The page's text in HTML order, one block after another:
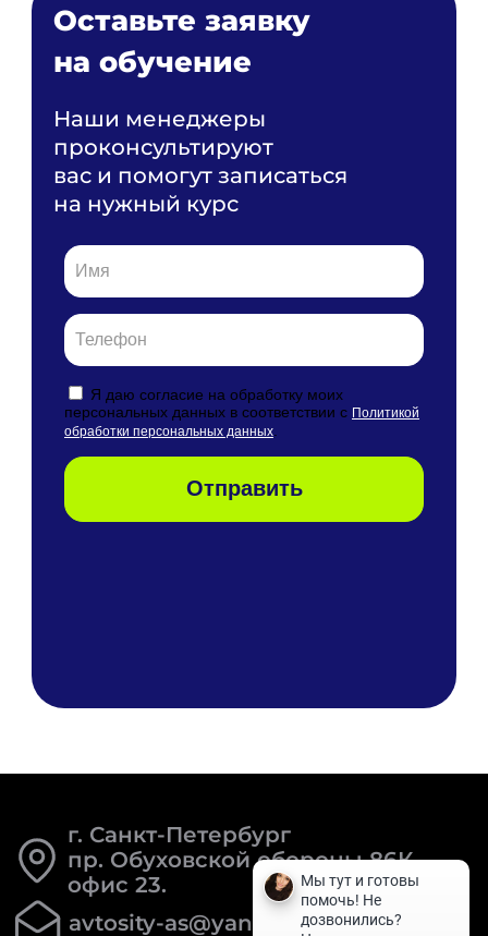
Оставьте заявку
на обучение
Наши менеджеры
проконсультируют
вас и помогут записаться
на нужный курс
г. Санкт-Петербург
пр. Обуховской обороны 86К
офис 23.
avtosity-as@yandex.ru